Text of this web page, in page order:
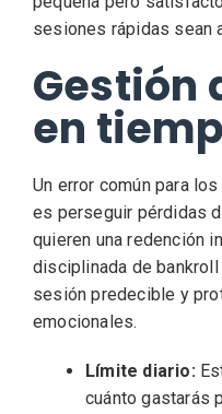
sesiones rápidas sean
Gestión
en
Un error común para
es perseguir pérdidas
quieren una redención
disciplinada de
sesión predecible y
emocionales.
Límite diario:
cuánto gastarás